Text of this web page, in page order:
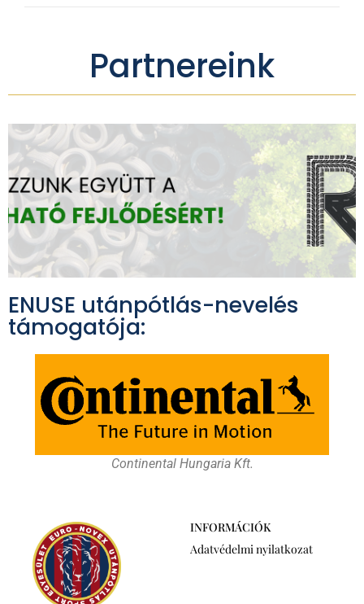
Partnereink
ENUSE utánpótlás-nevelés
támogatója:
Continental Hungaria Kft.
INFORMÁCIÓK
Adatvédelmi nyilatkozat